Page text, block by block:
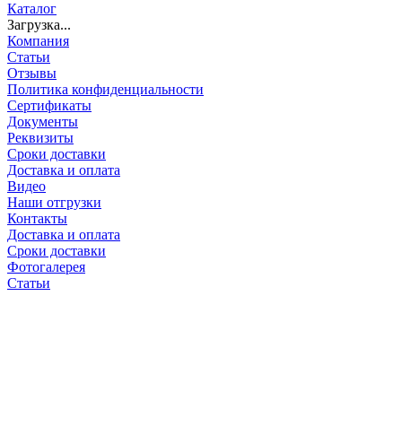
Каталог
Загрузка...
Компания
Статьи
Отзывы
Политика конфиденциальности
Сертификаты
Документы
Реквизиты
Сроки доставки
Доставка и оплата
Видео
Наши отгрузки
Контакты
Доставка и оплата
Сроки доставки
Фотогалерея
Статьи